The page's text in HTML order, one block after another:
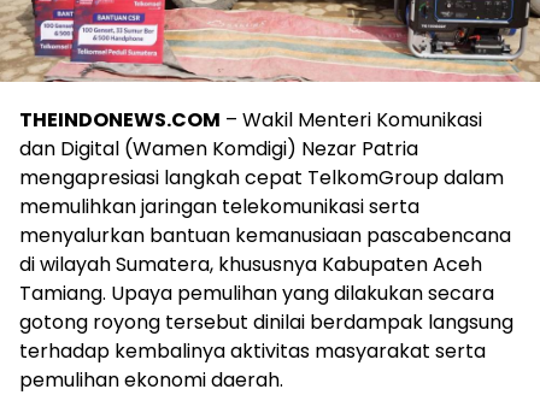
THEINDONEWS.COM – Wakil Menteri Komunikasi
dan Digital (Wamen Komdigi) Nezar Patria
mengapresiasi langkah cepat TelkomGroup dalam
memulihkan jaringan telekomunikasi serta
menyalurkan bantuan kemanusiaan pascabencana
di wilayah Sumatera, khususnya Kabupaten Aceh
Tamiang. Upaya pemulihan yang dilakukan secara
gotong royong tersebut dinilai berdampak langsung
terhadap kembalinya aktivitas masyarakat serta
pemulihan ekonomi daerah.